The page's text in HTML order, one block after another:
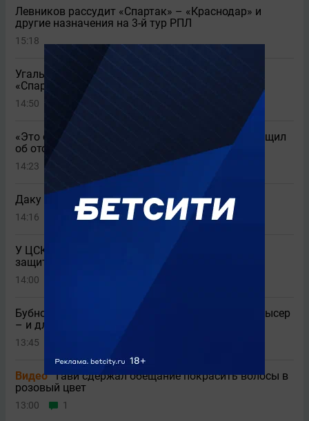
Левников рассудит «Спартак» – «Краснодар» и
другие назначения на 3-й тур РПЛ
15:18
Угальде высказался о возможном уходе из
«Спартака»
14:50
«Это справедливое решение»: Заболотный сообщил
об отстранении от футбола из-за допинга
14:23
Даку назвал причину перехода в «Спартак»
14:16
У ЦСКА есть 3 кандидата на позицию правого
защитника
14:00
Бубнов – про слова Пальцева: «Ещe раз такой высер
– и для него очень плохо кончится это»
13:45
Видео
Гави сдержал обещание покрасить волосы в
розовый цвет
13:00 1